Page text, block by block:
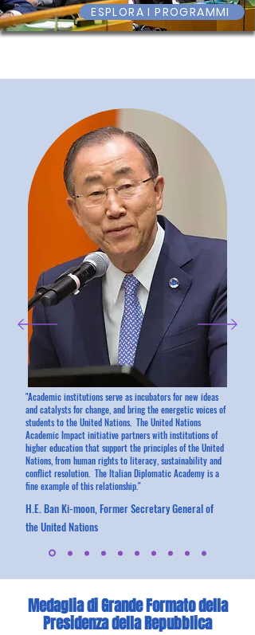
ESPLORA I PROGRAMMI
"Academic institutions serve as incubators for new ideas
and catalysts for change, and bring the energetic voices of
students to the United Nations. The United Nations
Academic Impact initiative partners with institutions of
higher education that support the principles of the United
Nations, from human rights to literacy, sustainability and
conflict resolution. The Italian Diplomatic Academy is a
fine example of this relationship."
H.E. Ban Ki-moon, Former Secretary General of
the United Nations
Medaglia di Grande Formato della
Presidenza della Repubblica